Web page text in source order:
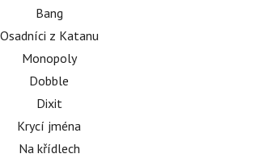
Bang
Osadníci z Katanu
Monopoly
Dobble
Dixit
Krycí jména
Na křídlech